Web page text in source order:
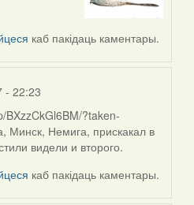
каб пакідаць каментары.
- 22:23
BXzzCkGl6BM/?taken-
Минск, Немига, прискакал в
видели и второго.
каб пакідаць каментары.